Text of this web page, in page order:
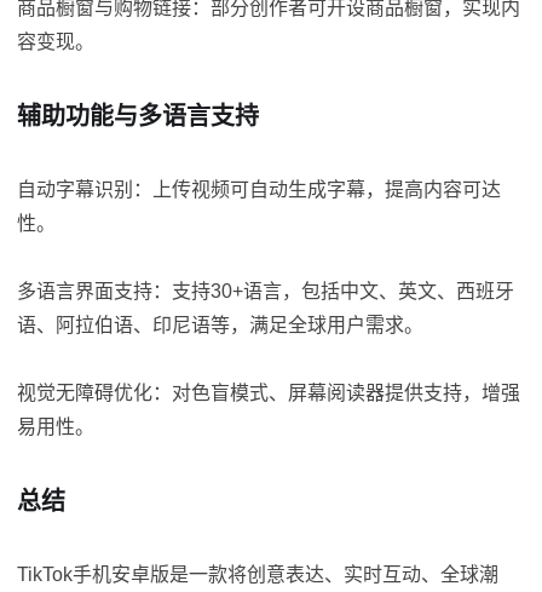
商品橱窗与购物链接：部分创作者可开设商品橱窗，实现内
容变现。
辅助功能与多语言支持
自动字幕识别：上传视频可自动生成字幕，提高内容可达
性。
多语言界面支持：支持30+语言，包括中文、英文、西班牙
语、阿拉伯语、印尼语等，满足全球用户需求。
视觉无障碍优化：对色盲模式、屏幕阅读器提供支持，增强
易用性。
总结
TikTok手机安卓版是一款将创意表达、实时互动、全球潮